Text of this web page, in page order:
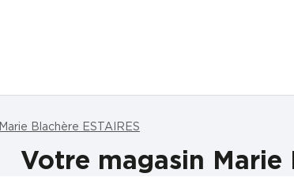
Marie Blachère ESTAIRES
Votre magasin Marie